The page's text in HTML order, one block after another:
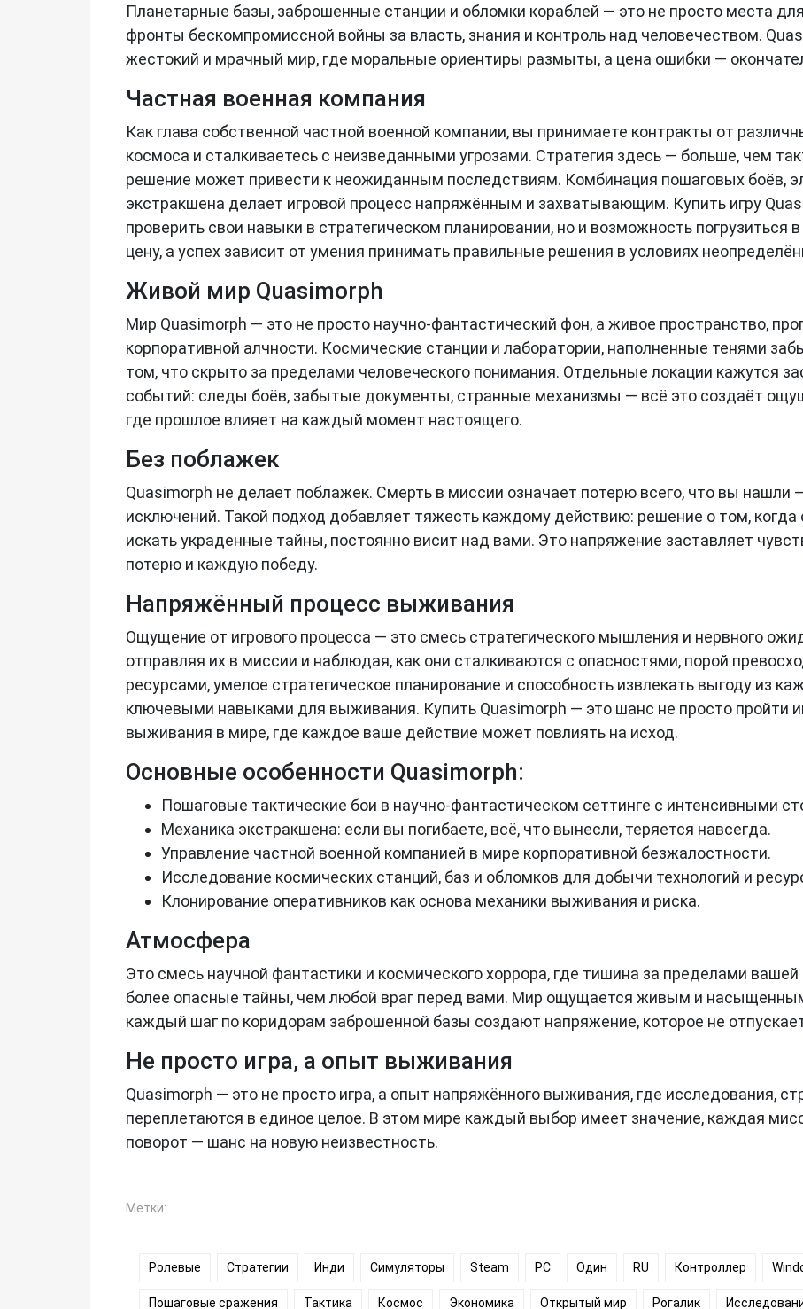
Планетарные базы, заброшенные станции и обломки кораблей — это не просто места
фронты бескомпромиссной войны за власть, знания и контроль над человечеством.
жестокий и мрачный мир, где моральные ориентиры размыты, а цена ошибки —
Частная военная компания
Как глава собственной частной военной компании, вы принимаете контракты от
космоса и сталкиваетесь с неизведанными угрозами. Стратегия здесь — больше, чем
решение может привести к неожиданным последствиям. Комбинация пошаговых боёв,
экстракшена делает игровой процесс напряжённым и захватывающим. Купить игру
проверить свои навыки в стратегическом планировании, но и возможность погрузиться
цену, а успех зависит от умения принимать правильные решения в условиях
Живой мир Quasimorph
Мир Quasimorph — это не просто научно-фантастический фон, а живое пространство,
корпоративной алчности. Космические станции и лаборатории, наполненные тенями
том, что скрыто за пределами человеческого понимания. Отдельные локации кажутся
событий: следы боёв, забытые документы, странные механизмы — всё это создаёт
где прошлое влияет на каждый момент настоящего.
Без поблажек
Quasimorph не делает поблажек. Смерть в миссии означает потерю всего, что вы нашли
исключений. Такой подход добавляет тяжесть каждому действию: решение о том, когда
искать украденные тайны, постоянно висит над вами. Это напряжение заставляет
потерю и каждую победу.
Напряжённый процесс выживания
Ощущение от игрового процесса — это смесь стратегического мышления и нервного
отправляя их в миссии и наблюдая, как они сталкиваются с опасностями, порой
ресурсами, умелое стратегическое планирование и способность извлекать выгоду из
ключевыми навыками для выживания. Купить Quasimorph — это шанс не просто пройти
выживания в мире, где каждое ваше действие может повлиять на исход.
Основные особенности Quasimorph:
Пошаговые тактические бои в научно-фантастическом сеттинге с интенсивными
Механика экстракшена: если вы погибаете, всё, что вынесли, теряется навсегда.
Управление частной военной компанией в мире корпоративной безжалостности.
Исследование космических станций, баз и обломков для добычи технологий и
Клонирование оперативников как основа механики выживания и риска.
Атмосфера
Это смесь научной фантастики и космического хоррора, где тишина за пределами
более опасные тайны, чем любой враг перед вами. Мир ощущается живым и
каждый шаг по коридорам заброшенной базы создают напряжение, которое не
Не просто игра, а опыт выживания
Quasimorph — это не просто игра, а опыт напряжённого выживания, где исследования,
переплетаются в единое целое. В этом мире каждый выбор имеет значение, каждая
поворот — шанс на новую неизвестность.
Метки:
Ролевые Стратегии Инди Симуляторы Steam PC Один RU Контроллер
Пошаговые сражения Тактика Космос Экономика Открытый мир Рогалик